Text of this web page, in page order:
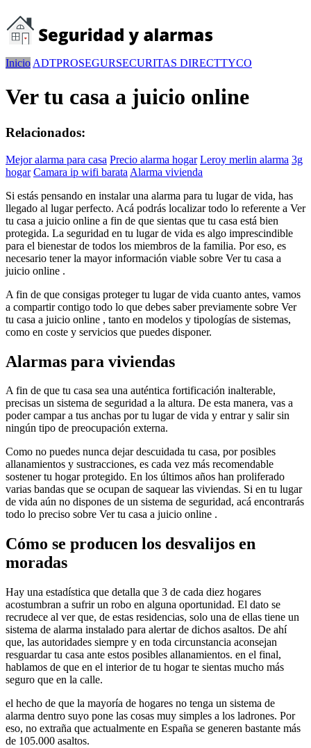
Inicio ADTPROSEGURSECURITAS DIRECTTYCO
Ver tu casa a juicio online
Relacionados:
Mejor alarma para casa Precio alarma hogar Leroy merlin alarma 3g
hogar Camara ip wifi barata Alarma vivienda
Si estás pensando en instalar una alarma para tu lugar de vida, has
llegado al lugar perfecto. Acá podrás localizar todo lo referente a Ver
tu casa a juicio online a fin de que sientas que tu casa está bien
protegida. La seguridad en tu lugar de vida es algo imprescindible
para el bienestar de todos los miembros de la familia. Por eso, es
necesario tener la mayor información viable sobre Ver tu casa a
juicio online .
A fin de que consigas proteger tu lugar de vida cuanto antes, vamos
a compartir contigo todo lo que debes saber previamente sobre Ver
tu casa a juicio online , tanto en modelos y tipologías de sistemas,
como en coste y servicios que puedes disponer.
Alarmas para viviendas
A fin de que tu casa sea una auténtica fortificación inalterable,
precisas un sistema de seguridad a la altura. De esta manera, vas a
poder campar a tus anchas por tu lugar de vida y entrar y salir sin
ningún tipo de preocupación externa.
Como no puedes nunca dejar descuidada tu casa, por posibles
allanamientos y sustracciones, es cada vez más recomendable
sostener tu hogar protegido. En los últimos años han proliferado
varias bandas que se ocupan de saquear las viviendas. Si en tu lugar
de vida aún no dispones de un sistema de seguridad, acá encontrarás
todo lo preciso sobre Ver tu casa a juicio online .
Cómo se producen los desvalijos en
moradas
Hay una estadística que detalla que 3 de cada diez hogares
acostumbran a sufrir un robo en alguna oportunidad. El dato se
recrudece al ver que, de estas residencias, solo una de ellas tiene un
sistema de alarma instalado para alertar de dichos asaltos. De ahí
que, las autoridades siempre y en toda circunstancia aconsejan
resguardar tu casa ante estos posibles allanamientos. en el final,
hablamos de que en el interior de tu hogar te sientas mucho más
seguro que en la calle.
el hecho de que la mayoría de hogares no tenga un sistema de
alarma dentro suyo pone las cosas muy simples a los ladrones. Por
eso, no extraña que actualmente en España se generen bastante más
de 105.000 asaltos.